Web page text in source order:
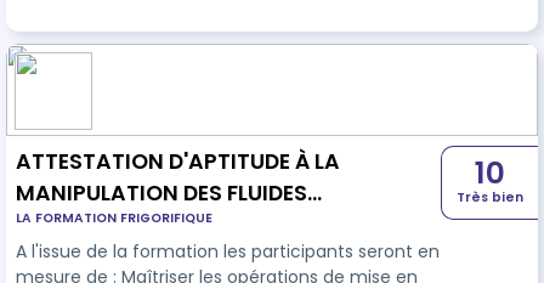
ATTESTATION D'APTITUDE À LA
MANIPULATION DES FLUIDES
FRIGORIGÈNES - CATÉGORIE I
LA FORMATION FRIGORIFIQUE
A l'issue de la formation les participants seront en
mesure de : Maîtriser les opérations de mise en
10
Très bien